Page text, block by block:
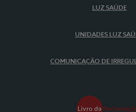
LUZ SAÚDE
UNIDADES LUZ
COMUNICAÇÃO DE